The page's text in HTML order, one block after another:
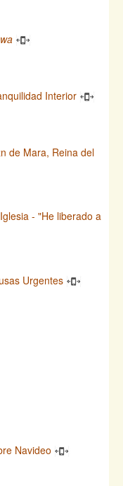
Interior
de Mara, Reina del
- "He liberado a
Urgentes
Navideo